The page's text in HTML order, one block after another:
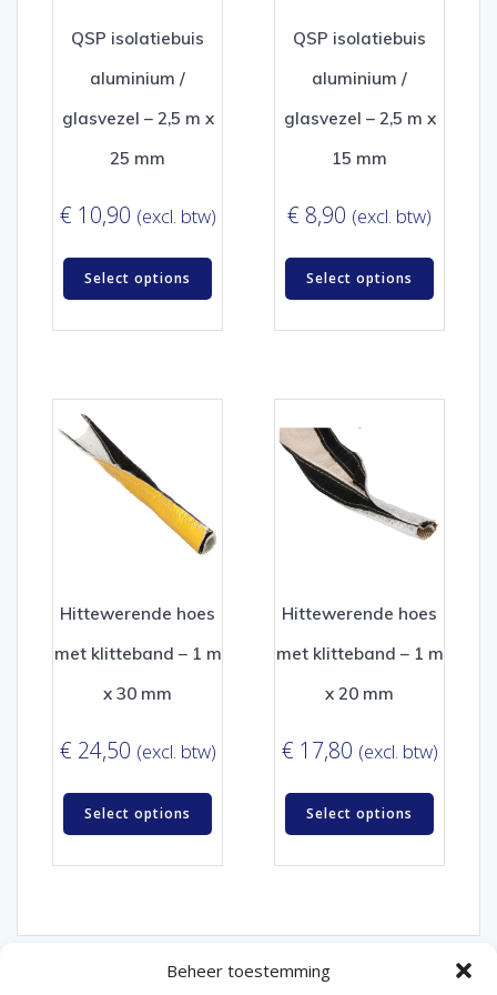
Beheer toestemming
QSP isolatiebuis
aluminium /
glasvezel – 2,5 m x
25 mm
€ 10,90 (excl. btw)
Select options
QSP isolatiebuis
aluminium /
glasvezel – 2,5 m x
15 mm
€ 8,90 (excl. btw)
Select options
Hittewerende hoes
met klitteband – 1 m
x 30 mm
€ 24,50 (excl. btw)
Select options
Hittewerende hoes
met klitteband – 1 m
x 20 mm
€ 17,80 (excl. btw)
Select options